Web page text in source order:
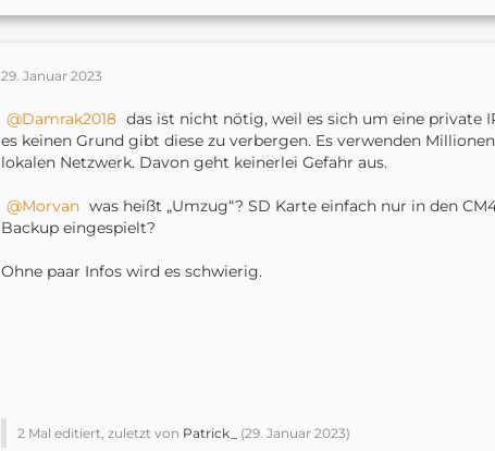
29. Januar 2023
Damrak2018 das ist nicht nötig, weil es sich um eine private
es keinen Grund gibt diese zu verbergen. Es verwenden
lokalen Netzwerk. Davon geht keinerlei Gefahr aus.
Morvan was heißt „Umzug“? SD Karte einfach nur in den
Backup eingespielt?
Ohne paar Infos wird es schwierig.
2 Mal editiert, zuletzt von Patrick_ (29. Januar 2023)